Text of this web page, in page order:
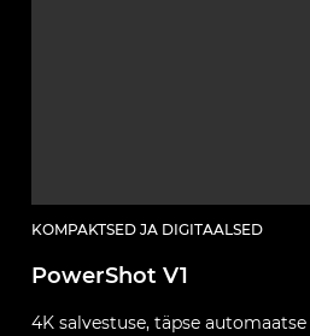
KOMPAKTSED JA DIGITAALSED
PowerShot V1
4K salvestuse, täpse